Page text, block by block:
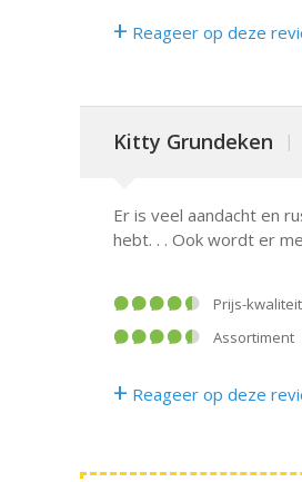
+ Reageer op deze
Kitty Grundeken |
Er is veel aandacht en
hebt. . . Ook wordt er
Prijs-kwaliteit
Assortiment
+ Reageer op deze